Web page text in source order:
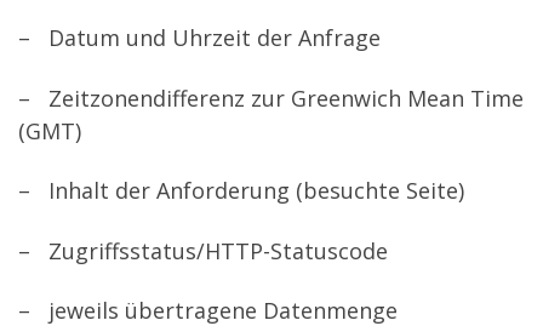
– Datum und Uhrzeit der Anfrage
– Zeitzonendifferenz zur Greenwich Mean Time
(GMT)
– Inhalt der Anforderung (besuchte Seite)
– Zugriffsstatus/HTTP-Statuscode
– jeweils übertragene Datenmenge